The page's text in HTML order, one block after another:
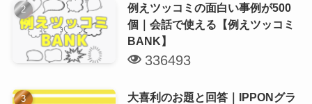
例えツッコミの面白い事例が500
個｜会話で使える【例えツッコミ
BANK】
336493
大喜利のお題と回答｜IPPONグラ